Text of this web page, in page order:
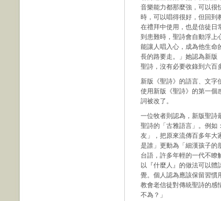
音樂能力都那麼強，可以很
時，可以唱得很好，但回到
在禮拜中使用，也是信徒日
到患難時，聖詩會自動浮上
能讓人唱入心，成為他生命
長的路要走。」她認為新版
聖詩，沒有必要收錄到六百
新版《聖詩》的語言、文字
使用新版《聖詩》的第一個
詞被改了。
一位牧者則認為，新版聖詩
聖詩的「古雅語言」。例如
友」，把原來流傳百多年大
是誰」更動為「細漢孩子的
台語，許多年輕的一代不瞭
以『什麼人』的做法可以
覺。個人認為應該保留習慣
教會老信徒對傳統聖詩的感
不為？」